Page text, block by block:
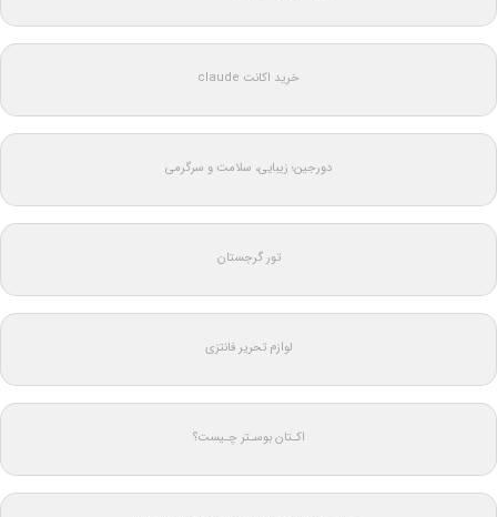
خرید اکانت claude
دورجین؛ زیبایی، سلامت و سرگرمی
تور گرجستان
لوازم تحریر فانتزی
اکـتان بوسـتر چـیست؟